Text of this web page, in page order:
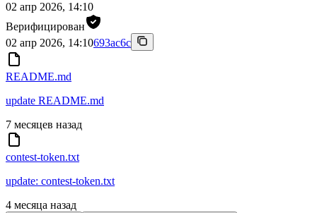
02 апр 2026, 14:10
Верифицирован
02 апр 2026, 14:10693ac6c
README.md
update README.md
7 месяцев назад
contest-token.txt
update: contest-token.txt
4 месяца назад